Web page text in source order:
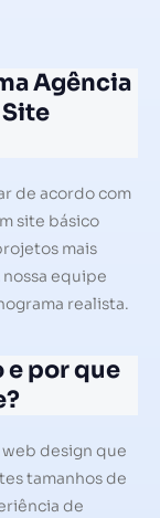
Agência
de acordo com
site básico
mais
equipe
realista.
e por que
design que
tamanhos de
de